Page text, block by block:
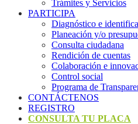
Trámites y Servicios
PARTICIPA
Diagnóstico e
Planeación y/o
Consulta ciudadana
Rendición de cuentas
Colaboración e
Control social
Programa de
CONTÁCTENOS
REGISTRO
CONSULTA TU PLACA